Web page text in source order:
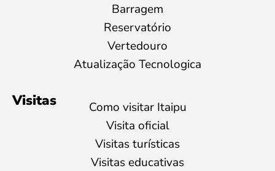
Barragem
Reservatório
Vertedouro
Atualização Tecnologica
Visitas
Como visitar Itaipu
Visita oficial
Visitas turísticas
Visitas educativas